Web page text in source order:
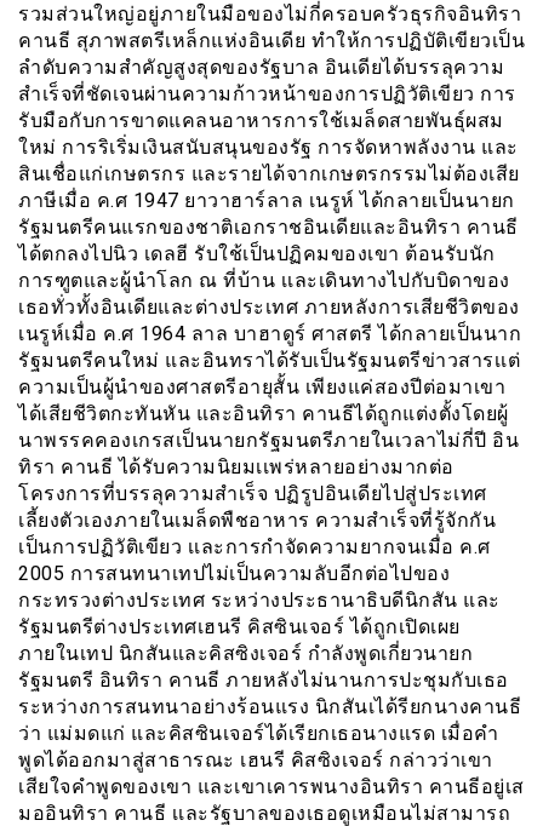
รวมส่วนใหญ่อยู่ภายในมือของไม่กี่ครอบครัวธุรกิจอินทิรา
คานธี สุภาพสตรีเหล็กแห่งอินเดีย ทำให้การปฏิบัติเขียวเป็น
ลำดับความสำคัญสูงสุดของรัฐบาล อินเดียได้บรรลุความ
สำเร็จที่ชัดเจนผ่านความก้าวหน้าของการปฏิวัติเขียว การ
รับมือกับการขาดแคลนอาหารการใช้เมล็ดสายพันธุ์ผสม
ใหม่ การริเริ่มเงินสนับสนุนของรัฐ การจัดหาพลังงาน และ
สินเชื่อแก่เกษตรกร และรายได้จากเกษตรกรรมไม่ต้องเสีย
ภาษีเมื่อ ค.ศ 1947 ยาวาฮาร์ลาล เนรูห์ ได้กลายเป็นนายก
รัฐมนตรีคนแรกของชาติเอกราชอินเดียและอินทิรา คานธี
ได้ตกลงไปนิว เดลฮี รับใช้เป็นปฏิคมของเขา ต้อนรับนัก
การฑูตและผู้นำโลก ณ ที่บ้าน เเละเดินทางไปกับบิดาของ
เธอทั่วทั้งอินเดียและต่างประเทศ ภายหลังการเสียชีวิตของ
เนรูห์เมื่อ ค.ศ 1964 ลาล บาฮาดูร์ ศาสตรี ได้กลายเป็นนาก
รัฐมนตรีคนใหม่ และอินทราได้รับเป็นรัฐมนตรีข่าวสารเเต่
ความเป็นผู้นำของศาสตรีอายุสั้น เพียงแค่สองปีต่อมาเขา
ได้เสียชีวิตกะทันหัน และอินทิรา คานธีได้ถูกแต่งตั้งโดยผู้
นาพรรคคองเกรสเป็นนายกรัฐมนตรีภายในเวลาไม่กี่ปี อิน
ทิรา คานธี ได้รับความนิยมเเพร่หลายอย่างมากต่อ
โครงการที่บรรลุความสำเร็จ ปฏิรูปอินเดียไปสู่ประเทศ
เลี้ยงตัวเองภายในเมล็ดพืชอาหาร ความสำเร็จที่รู้จักกัน
เป็นการปฏิวัติเขียว เเละการกำจัดความยากจนเมื่อ ค.ศ
2005 การสนทนาเทปไม่เป็นความลับอีกต่อไปของ
กระทรวงต่างประเทศ ระหว่างประธานาธิบดีนิกสัน และ
รัฐมนตรีต่างประเทศเฮนรี คิสซินเจอร์ ได้ถูกเปิดเผย
ภายในเทป นิกสันและคิสซิงเจอร์ กำลังพูดเกี่ยวนายก
รัฐมนตรี อินทิรา คานธี ภายหลังไม่นานการปะชุมกับเธอ
ระหว่างการสนทนาอย่างร้อนแรง นิกสันเได้รียกนางคานธี
ว่า แม่มดแก่ และคิสซินเจอร์ได้เรียกเธอนางแรด เมื่อคำ
พูดได้ออกมาสู่สาธารณะ เฮนรี คิสซิงเจอร์ กล่าวว่าเขา
เสียใจคำพูดของเขา และเขาเคารพนางอินทิรา คานธีอยู่เส
มออินทิรา คานธี เเละรัฐบาลของเธอดูเหมือนไม่สามารถ